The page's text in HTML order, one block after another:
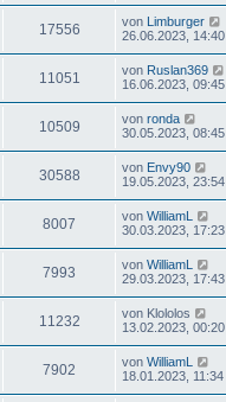
17556 von Limburger
26.06.2023, 14:40
11051 von Ruslan369
16.06.2023, 09:45
10509 von ronda
30.05.2023, 08:45
30588 von Envy90
19.05.2023, 23:54
8007 von WilliamL
30.03.2023, 17:23
7993 von WilliamL
29.03.2023, 17:43
11232 von Klololos
13.02.2023, 00:20
7902 von WilliamL
18.01.2023, 11:34